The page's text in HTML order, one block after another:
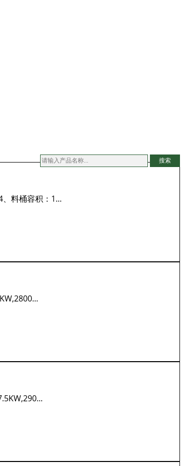
搜索
料桶容积：1...